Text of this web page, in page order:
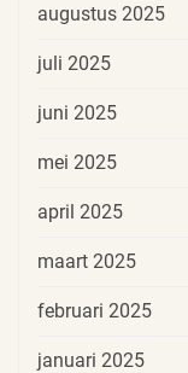
augustus 2025
juli 2025
juni 2025
mei 2025
april 2025
maart 2025
februari 2025
januari 2025